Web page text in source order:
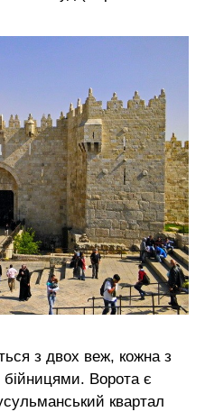
з двох веж, кожна з
Ворота є
квартал